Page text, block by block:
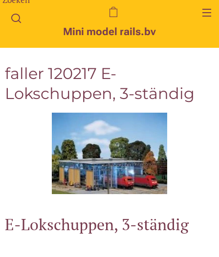
Mini model rails.bv
faller 120217 E-
Lokschuppen, 3-ständig
E-Lokschuppen, 3-ständig